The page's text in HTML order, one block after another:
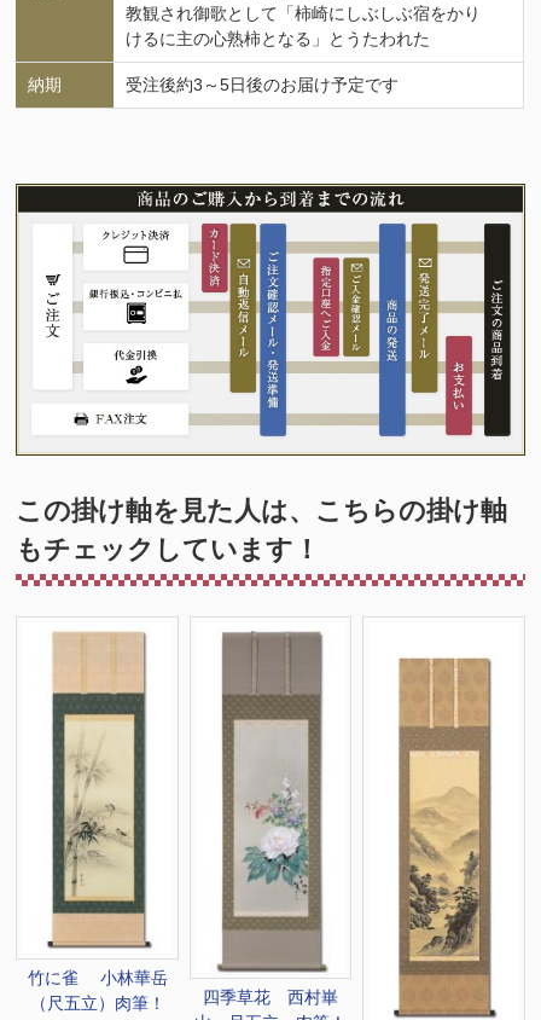
教観され御歌として「柿崎にしぶしぶ宿をかり
けるに主の心熟柿となる」とうたわれた
納期 受注後約3～5日後のお届け予定です
この掛け軸を見た人は、こちらの掛け軸
もチェックしています！
竹に雀 小林華岳
（尺五立）肉筆！
四季草花 西村崋